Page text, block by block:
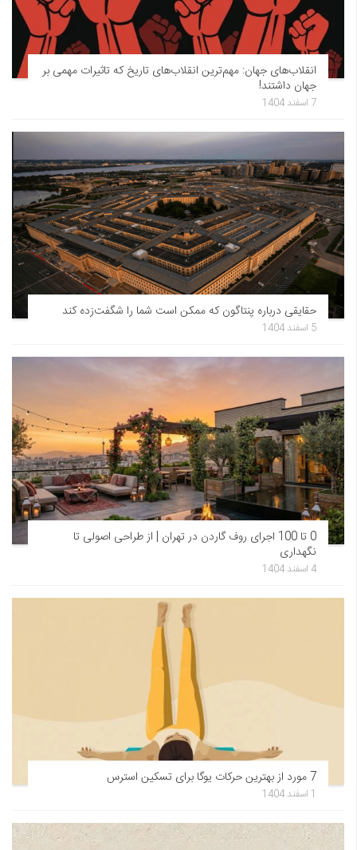
انقلاب‌های جهان: مهم‌ترین انقلاب‌های تاریخ که تاثیرات مهمی بر
جهان داشتند!
7 اسفند 1404
حقایقی درباره پنتاگون که ممکن است شما را شگفت‌زده کند
5 اسفند 1404
0 تا 100 اجرای روف گاردن در تهران | از طراحی اصولی تا
نگهداری
4 اسفند 1404
7 مورد از بهترین حرکات یوگا برای تسکین استرس
1 اسفند 1404